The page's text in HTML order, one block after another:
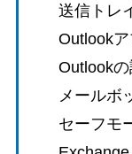
送信トレ
Outlook
Outlook
メールボ
セーフモ